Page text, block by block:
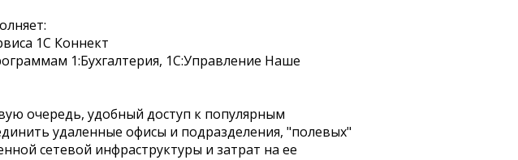
1С Коннект
1:Бухгалтерия, 1С:Управление Наше
очередь, удобный доступ к популярным
удаленные офисы и подразделения, "полевых"
сетевой инфраструктуры и затрат на ее